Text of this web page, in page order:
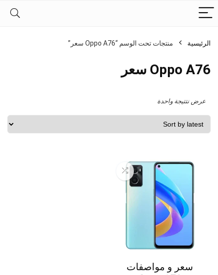
الرئيسية منتجات تحت الوسم “Oppo A76 سعر”
Oppo A76 سعر
عرض نتتيجة واحدة
سعر و مواصفات